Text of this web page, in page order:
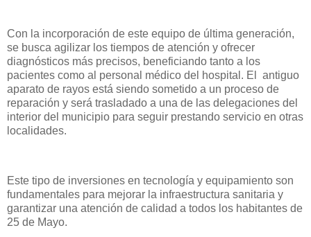
Con la incorporación de este equipo de última generación,
se busca agilizar los tiempos de atención y ofrecer
diagnósticos más precisos, beneficiando tanto a los
pacientes como al personal médico del hospital. El antiguo
aparato de rayos está siendo sometido a un proceso de
reparación y será trasladado a una de las delegaciones del
interior del municipio para seguir prestando servicio en otras
localidades.
Este tipo de inversiones en tecnología y equipamiento son
fundamentales para mejorar la infraestructura sanitaria y
garantizar una atención de calidad a todos los habitantes de
25 de Mayo.